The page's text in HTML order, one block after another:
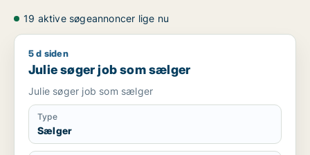
19 aktive søgeannoncer lige nu
Julie søger job som sælger
5 d siden
Julie søger job som sælger
Julie søger job som sælger
Type
Sælger